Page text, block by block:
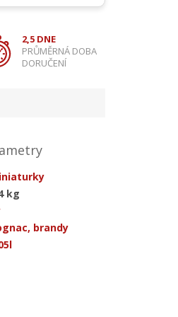
2,5 DNE
PRŮMĚRNÁ DOBA
DORUČENÍ
kg
brandy